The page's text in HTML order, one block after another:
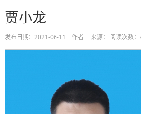
贾小龙
发布日期：2021-06-11 作者： 来源： 阅读次数：